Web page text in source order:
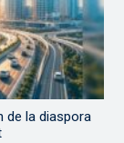
de la diaspora